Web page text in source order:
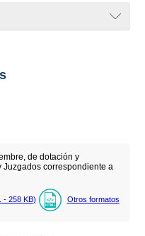
de dotación y
correspondiente a
- 258 KB) Otros formatos